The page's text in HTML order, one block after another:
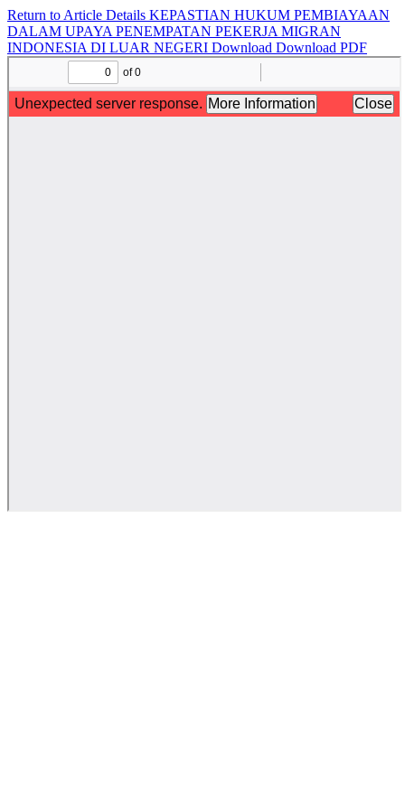
Return to Article Details KEPASTIAN HUKUM PEMBIAYAAN
DALAM UPAYA PENEMPATAN PEKERJA MIGRAN
INDONESIA DI LUAR NEGERI Download Download PDF